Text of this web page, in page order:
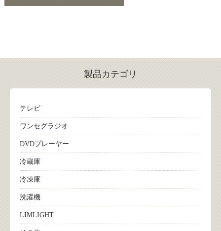
製品カテゴリ
テレビ
ワンセグラジオ
DVDプレーヤー
冷蔵庫
冷凍庫
洗濯機
LIMLIGHT